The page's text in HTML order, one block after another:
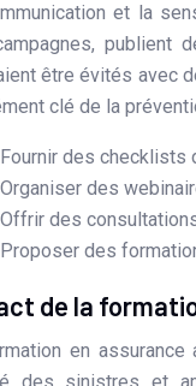
et la
publient
être évités avec
clé de la
Fournir des checklists
Organiser des
Offrir des
Proposer des
de la
en